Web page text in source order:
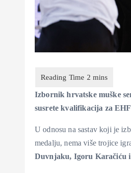
Izbornik hrvatske muške
susrete kvalifikacija za
U odnosu na sastav koji je
medalju, nema više trojice
Duvnjaku, Igoru Karačiću i